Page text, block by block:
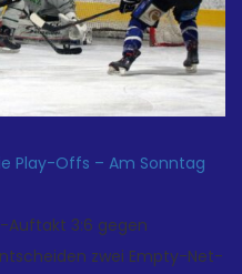
Play-Offs – Am Sonntag
Auftakt 3:6 gegen
zwei Empty-Net-